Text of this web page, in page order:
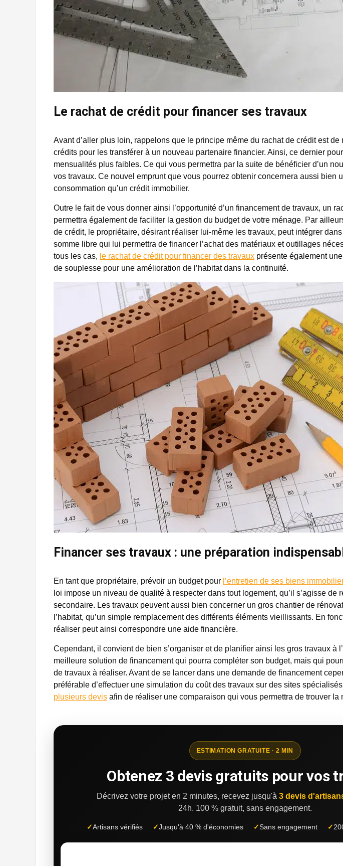
Le rachat de crédit pour financer ses travaux
Avant d’aller plus loin, rappelons que le principe même du rachat de crédit est de
crédits pour les transférer à un nouveau partenaire financier. Ainsi, ce dernier
mensualités plus faibles. Ce qui vous permettra par la suite de bénéficier d’un
vos travaux. Ce nouvel emprunt que vous pourrez obtenir concernera aussi bien
consommation qu’un crédit immobilier.
Outre le fait de vous donner ainsi l’opportunité d’un financement de travaux, un
permettra également de faciliter la gestion du budget de votre ménage. Par
de crédit, le propriétaire, désirant réaliser lui-même les travaux, peut intégrer
somme libre qui lui permettra de financer l’achat des matériaux et outillages
tous les cas, le rachat de crédit pour financer des travaux présente également
de souplesse pour une amélioration de l’habitat dans la continuité.
Financer ses travaux : une préparation
En tant que propriétaire, prévoir un budget pour l’entretien de ses biens
loi impose un niveau de qualité à respecter dans tout logement, qu’il s’agisse de
secondaire. Les travaux peuvent aussi bien concerner un gros chantier de
l’habitat, qu’un simple remplacement des différents éléments vieillissants. En
réaliser peut ainsi correspondre une aide financière.
Cependant, il convient de bien s’organiser et de planifier ainsi les gros travaux à
meilleure solution de financement qui pourra compléter son budget, mais qui
de travaux à réaliser. Avant de se lancer dans une demande de financement
préférable d’effectuer une simulation du coût des travaux sur des sites
plusieurs devis afin de réaliser une comparaison qui vous permettra de trouver la
ESTIMATION GRATUITE · 2 MIN
Obtenez 3 devis gratuits pour vos
Décrivez votre projet en 2 minutes, recevez jusqu'à 3 devis
24h. 100 % gratuit, sans engagement.
✓Artisans vérifiés ✓Jusqu'à 40 % d'économies ✓Sans engagement ✓